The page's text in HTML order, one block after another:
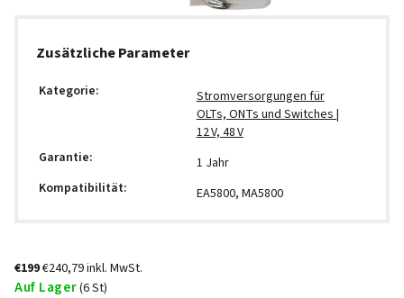
Zusätzliche Parameter
Kategorie:
Stromversorgungen für
OLTs, ONTs und Switches |
12 V, 48 V
Garantie:
1 Jahr
Kompatibilität: EA5800, MA5800
€199€240,79 inkl. MwSt.
Auf Lager(6 St)